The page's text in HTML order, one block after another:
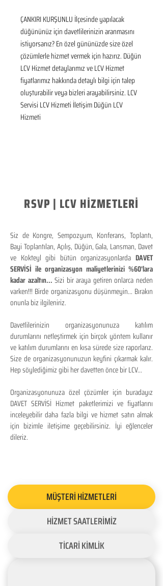
ÇANKIRI KURŞUNLU İlçesinde yapılacak
düğününüz için davetlilerinizin aranmasını
istiyorsanız? En özel gününüzde size özel
çözümlerle hizmet vermek için hazırız. Düğün
LCV Hizmet detaylarımız ve LCV Hizmet
fiyatlarımız hakkında detaylı bilgi için talep
oluşturabilir veya bizleri arayabilirsiniz. LCV
Servisi LCV Hizmeti İletişim Düğün LCV
Hizmeti
RSVP | LCV HİZMETLERİ
Siz de Kongre, Sempozyum, Konferans, Toplantı,
Bayi Toplantıları, Açılış, Düğün, Gala, Lansman, Davet
ve Kokteyl gibi bütün organizasyonlarda DAVET
SERVİSİ ile organizasyon maliyetlerinizi %60'lara
kadar azaltın...Sizi bir araya getiren onlarca neden
varken!!! Birde organizasyonu düşünmeyin... Bırakın
onunla biz ilgileniriz.
Davetlilerinizin organizasyonunuza katılım
durumlarını netleştirmek için birçok yöntem kullanır
ve katılım durumlarını en kısa sürede size raporlarız.
Size de organizasyonunuzun keyfini çıkarmak kalır.
Hep söylediğimiz gibi her davetten önce bir LCV...
Organizasyonunuza özel çözümler için buradayız
DAVET SERVİSİ Hizmet paketlerimizi ve fiyatlarını
inceleyebilir daha fazla bilgi ve hizmet satın almak
için bizimle iletişime geçebilirsiniz. İyi eğlenceler
dileriz.
MÜŞTERİ HİZMETLERİ
HİZMET SAATLERİMİZ
TİCARİ KİMLİK